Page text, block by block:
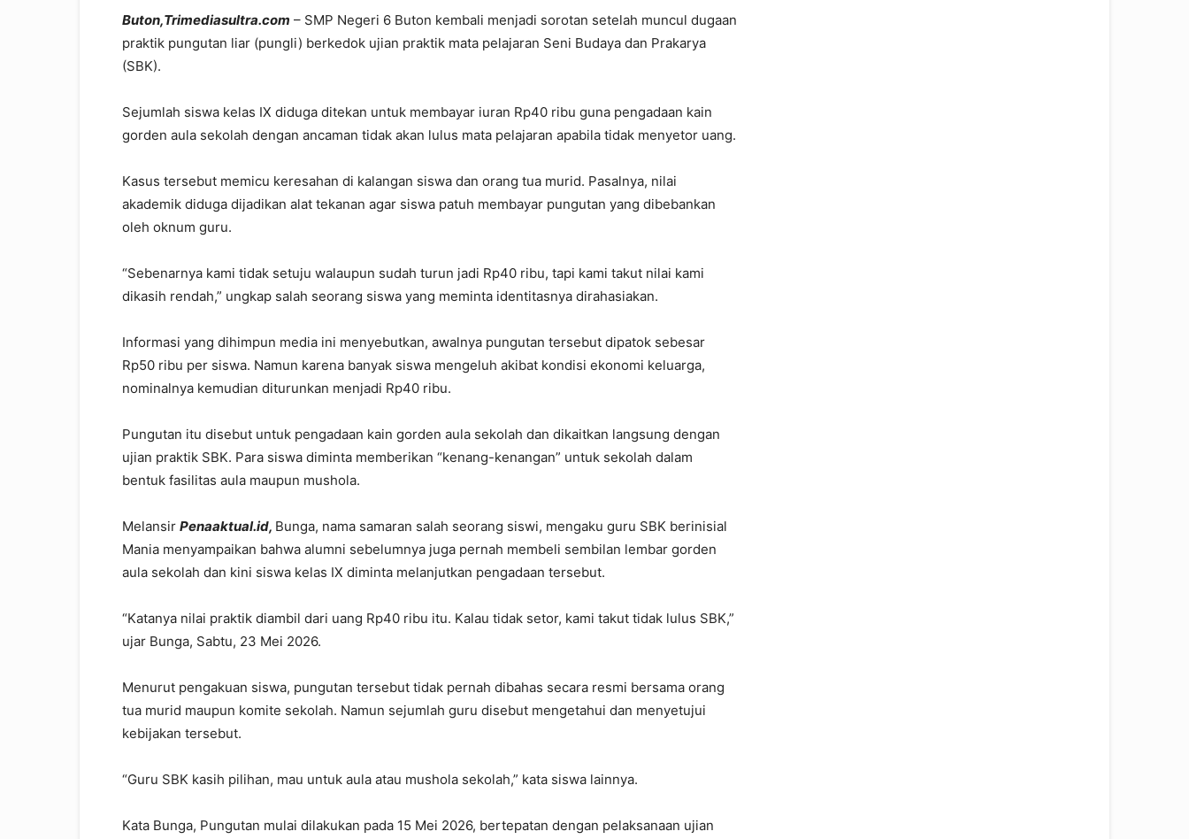
Buton,Trimediasultra.com – SMP Negeri 6 Buton kembali menjadi sorotan setelah muncul dugaan
praktik pungutan liar (pungli) berkedok ujian praktik mata pelajaran Seni Budaya dan Prakarya
(SBK).
Sejumlah siswa kelas IX diduga ditekan untuk membayar iuran Rp40 ribu guna pengadaan kain
gorden aula sekolah dengan ancaman tidak akan lulus mata pelajaran apabila tidak menyetor uang.
Kasus tersebut memicu keresahan di kalangan siswa dan orang tua murid. Pasalnya, nilai
akademik diduga dijadikan alat tekanan agar siswa patuh membayar pungutan yang dibebankan
oleh oknum guru.
“Sebenarnya kami tidak setuju walaupun sudah turun jadi Rp40 ribu, tapi kami takut nilai kami
dikasih rendah,” ungkap salah seorang siswa yang meminta identitasnya dirahasiakan.
Informasi yang dihimpun media ini menyebutkan, awalnya pungutan tersebut dipatok sebesar
Rp50 ribu per siswa. Namun karena banyak siswa mengeluh akibat kondisi ekonomi keluarga,
nominalnya kemudian diturunkan menjadi Rp40 ribu.
Pungutan itu disebut untuk pengadaan kain gorden aula sekolah dan dikaitkan langsung dengan
ujian praktik SBK. Para siswa diminta memberikan “kenang-kenangan” untuk sekolah dalam
bentuk fasilitas aula maupun mushola.
Melansir Penaaktual.id, Bunga, nama samaran salah seorang siswi, mengaku guru SBK berinisial
Mania menyampaikan bahwa alumni sebelumnya juga pernah membeli sembilan lembar gorden
aula sekolah dan kini siswa kelas IX diminta melanjutkan pengadaan tersebut.
“Katanya nilai praktik diambil dari uang Rp40 ribu itu. Kalau tidak setor, kami takut tidak lulus SBK,”
ujar Bunga, Sabtu, 23 Mei 2026.
Menurut pengakuan siswa, pungutan tersebut tidak pernah dibahas secara resmi bersama orang
tua murid maupun komite sekolah. Namun sejumlah guru disebut mengetahui dan menyetujui
kebijakan tersebut.
“Guru SBK kasih pilihan, mau untuk aula atau mushola sekolah,” kata siswa lainnya.
Kata Bunga, Pungutan mulai dilakukan pada 15 Mei 2026, bertepatan dengan pelaksanaan ujian